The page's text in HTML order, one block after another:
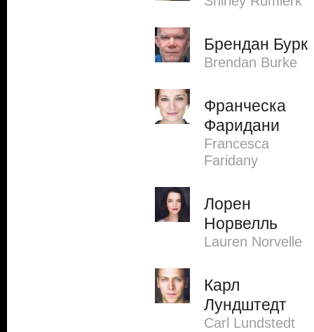
Брендан Бурк
Brendan Burke
Франческа
Фаридани
Francesca
Faridany
Лорен
Норвелль
Lauren Norvelle
Карл
Лундштедт
Carl Lundstedt